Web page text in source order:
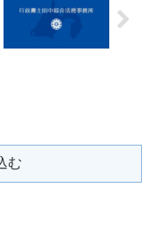
む